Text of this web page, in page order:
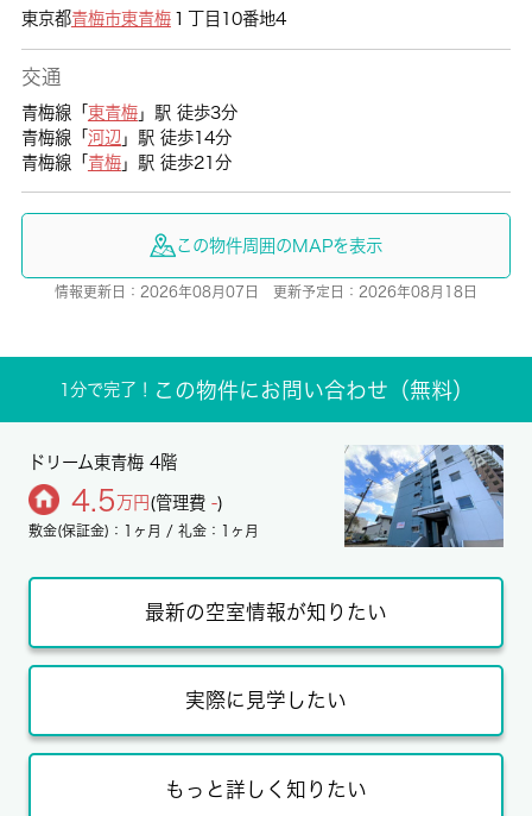
東京都青梅市東青梅１丁目10番地4
交通
青梅線「 東青梅」駅 徒歩3分
青梅線「 河辺 」駅 徒歩14分
青梅線「 青梅」駅 徒歩21分
この物件周囲のMAPを表示
情報更新日：2026年08月07日 更新予定日：2026年08月18日
1分で完了！ この物件にお問い合わせ（無料）
ドリーム東青梅 4階
4.5 万円 (管理費 -)
敷金(保証金)：1ヶ月 / 礼金：1ヶ月
最新の空室情報が知りたい
実際に見学したい
もっと詳しく知りたい